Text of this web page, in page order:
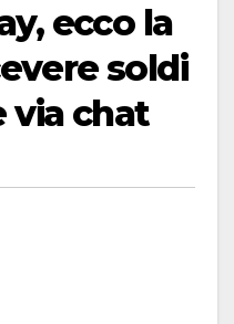
ecco la
soldi
chat